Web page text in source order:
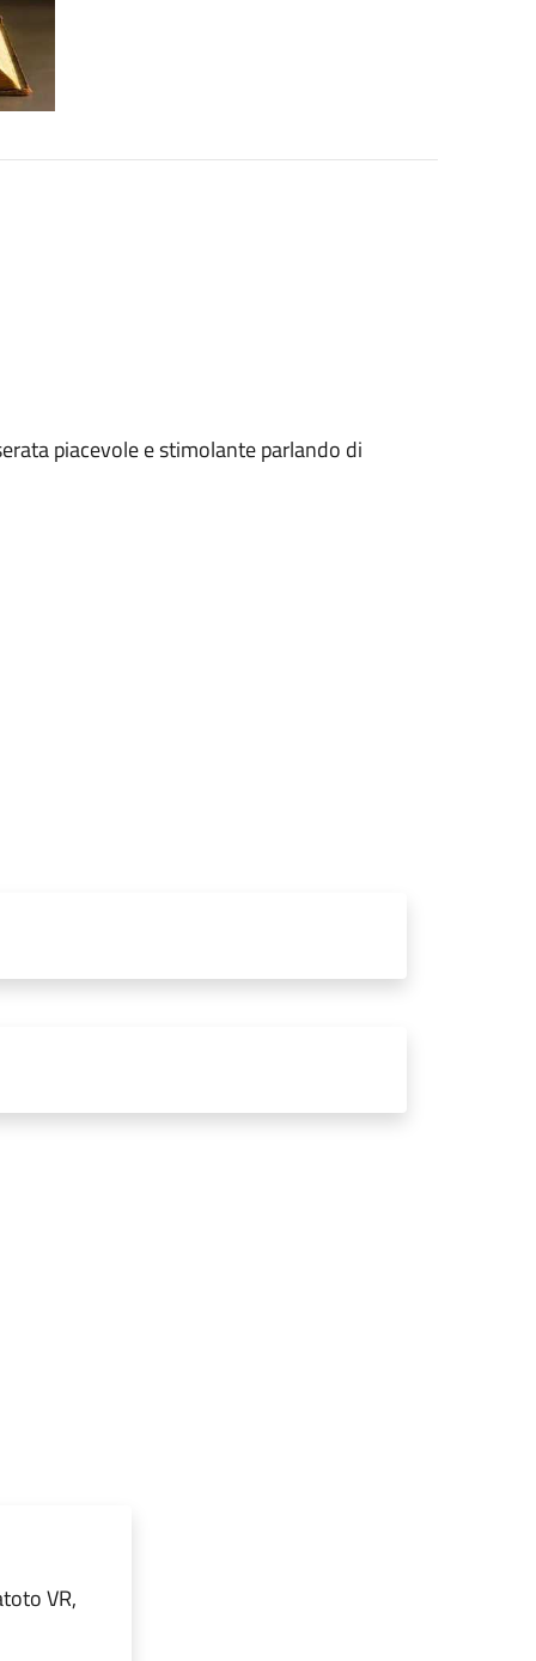
piacevole e stimolante parlando di
VR,